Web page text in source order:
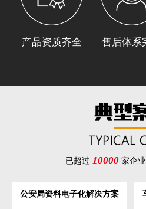
产品资质齐全 售后体系
已超过 10000 家企业
公安局资料电子化解决方案